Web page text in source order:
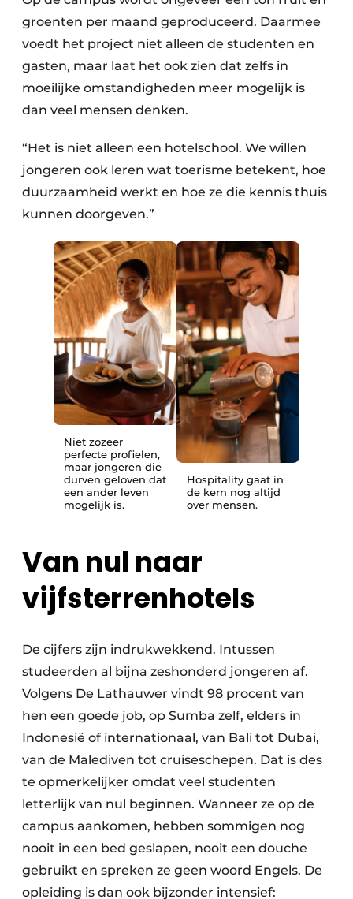
groenten per maand geproduceerd. Daarmee
voedt het project niet alleen de studenten en
gasten, maar laat het ook zien dat zelfs in
moeilijke omstandigheden meer mogelijk is
dan veel mensen denken.
“Het is niet alleen een hotelschool. We willen
jongeren ook leren wat toerisme betekent, hoe
duurzaamheid werkt en hoe ze die kennis thuis
kunnen doorgeven.”
Niet zozeer
perfecte profielen,
maar jongeren die
durven geloven dat
een ander leven
mogelijk is.
Hospitality gaat in
de kern nog altijd
over mensen.
Van nul naar
vijfsterrenhotels
De cijfers zijn indrukwekkend. Intussen
studeerden al bijna zeshonderd jongeren af.
Volgens De Lathauwer vindt 98 procent van
hen een goede job, op Sumba zelf, elders in
Indonesië of internationaal, van Bali tot Dubai,
van de Malediven tot cruiseschepen. Dat is des
te opmerkelijker omdat veel studenten
letterlijk van nul beginnen. Wanneer ze op de
campus aankomen, hebben sommigen nog
nooit in een bed geslapen, nooit een douche
gebruikt en spreken ze geen woord Engels. De
opleiding is dan ook bijzonder intensief: